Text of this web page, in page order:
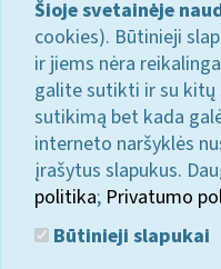
Šioje svetainėje
cookies). Būtinieji
ir jiems nėra
galite sutikti ir su kitų
sutikimą bet kada
interneto naršyklės
įrašytus slapukus.
politika; Privatumo
Būtinieji slapukai